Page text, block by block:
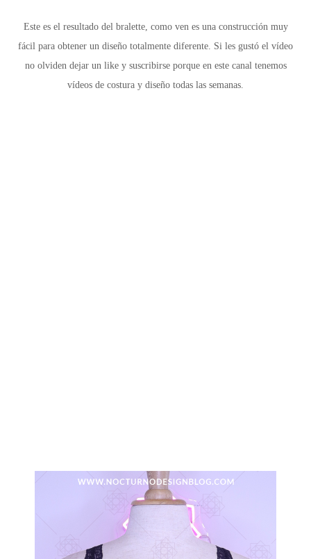
Este es el resultado del bralette, como ven es una construcción muy
fácil para obtener un diseño totalmente diferente. Si les gustó el vídeo
no olviden dejar un like y suscribirse porque en este canal tenemos
vídeos de costura y diseño todas las semanas.